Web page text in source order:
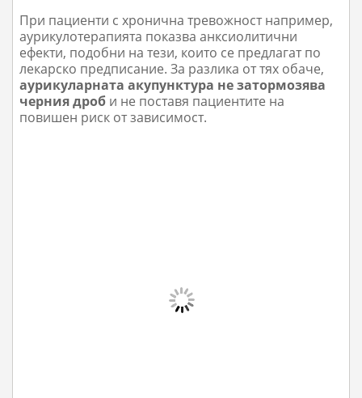
При пациенти с хронична тревожност например,
аурикулотерапията показва анксиолитични
ефекти, подобни на тези, които се предлагат по
лекарско предписание. За разлика от тях обаче,
аурикуларната акупунктура не затормозява
черния дроб и не поставя пациентите на
повишен риск от зависимост.